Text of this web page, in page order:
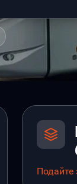
Подайте